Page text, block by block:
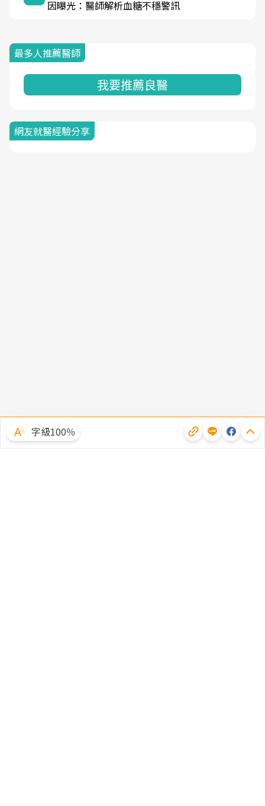
因曝光：醫師解析血糖不穩警訊
最多人推薦醫師
我要推薦良醫
網友就醫經驗分享
字級100％